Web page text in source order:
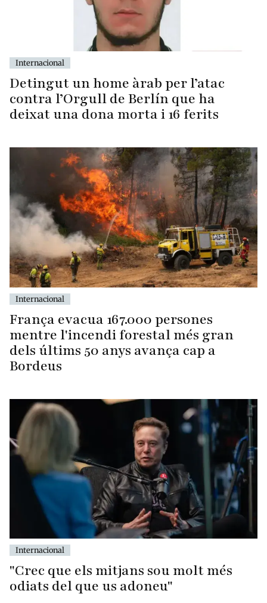
Internacional
Detingut un home àrab per l’atac
contra l’Orgull de Berlín que ha
deixat una dona morta i 16 ferits
Internacional
França evacua 167.000 persones
mentre l'incendi forestal més gran
dels últims 50 anys avança cap a
Bordeus
Internacional
"Crec que els mitjans sou molt més
odiats del que us adoneu"